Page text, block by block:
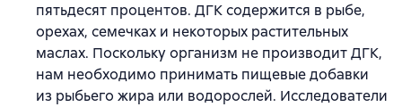
пятьдесят процентов. ДГК содержится в рыбе,
орехах, семечках и некоторых растительных
маслах. Поскольку организм не производит ДГК,
нам необходимо принимать пищевые добавки
из рыбьего жира или водорослей. Исследователи